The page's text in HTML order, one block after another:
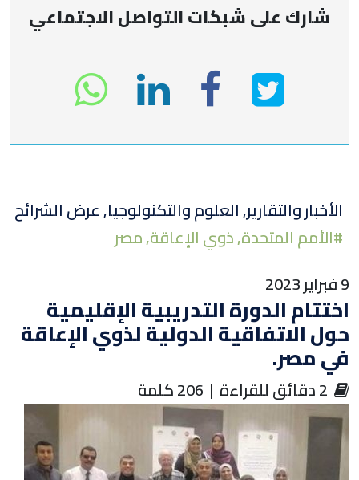
شارك على شبكات التواصل الاجتماعي
انشر
على
تويتر
انشر
في
الفيسبوك
انشر
على
لينكد
إن
الأخبار والتقارير,العلوم والتكنولوجيا,عرض الشرائح
الأمم المتحدة,ذوي الإعاقة,مصر
اختتام الدورة التدريبية الإقليمية
حول الاتفاقية الدولية لذوي الإعاقة
في مصر.
‏ 2 دقائق للقراءة | 206 كلمة